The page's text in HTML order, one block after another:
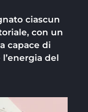
ciascun
con un
capace di
del